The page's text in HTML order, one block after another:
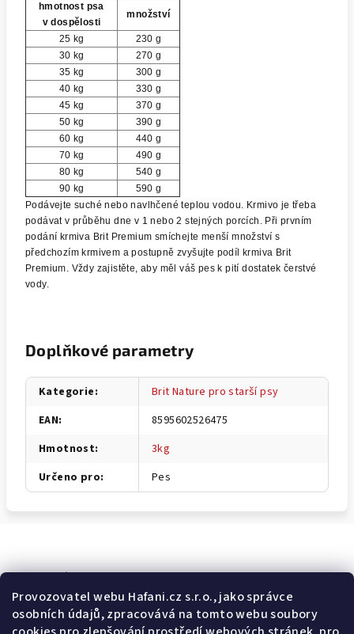
Provozovatel webu Hafani.cz s.r.o., jako správce
osobních údajů, zpracovává na tomto webu soubory
hmotnost psa
v dospělosti
množství
25 kg
230 g
30 kg
270 g
35 kg
300 g
40 kg
330 g
45 kg
370 g
50 kg
390 g
60 kg
440 g
70 kg
490 g
80 kg
540 g
90 kg
590 g
Podávejte suché nebo navlhčené teplou vodou. Krmivo je třeba
podávat v průběhu dne v 1 nebo 2 stejných porcích. Při prvním
podání krmiva Brit Premium smíchejte menší množství s
předchozím krmivem a postupně zvyšujte podíl krmiva Brit
Premium. Vždy zajistěte, aby měl váš pes k pití dostatek čerstvé
vody.
Doplňkové parametry
Kategorie:
Brit Nature pro starší psy
EAN:
8595602526475
Hmotnost:
3kg
Určeno pro: Pes
Odebírat newsletter
E-mail